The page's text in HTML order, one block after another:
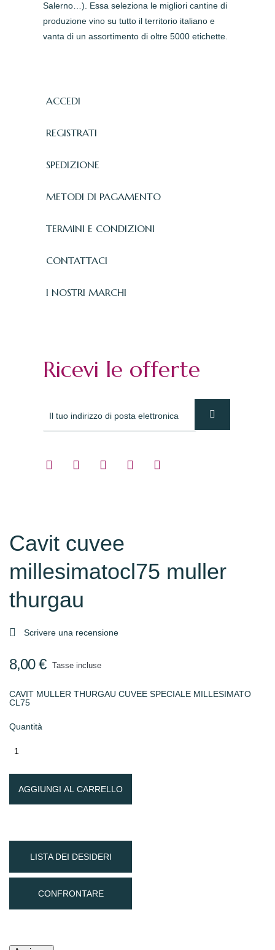
Salerno…). Essa seleziona le migliori cantine di
produzione vino su tutto il territorio italiano e
vanta di un assortimento di oltre 5000 etichette.
ACCEDI
REGISTRATI
SPEDIZIONE
METODI DI PAGAMENTO
TERMINI E CONDIZIONI
CONTATTACI
I NOSTRI MARCHI
Ricevi le offerte
Cavit cuvee
millesimatocl75 muller
thurgau
 Scrivere una recensione
8,00 € Tasse incluse
CAVIT MULLER THURGAU CUVEE SPECIALE MILLESIMATO
CL75
Quantità
AGGIUNGI AL CARRELLO
LISTA DEI DESIDERI
CONFRONTARE